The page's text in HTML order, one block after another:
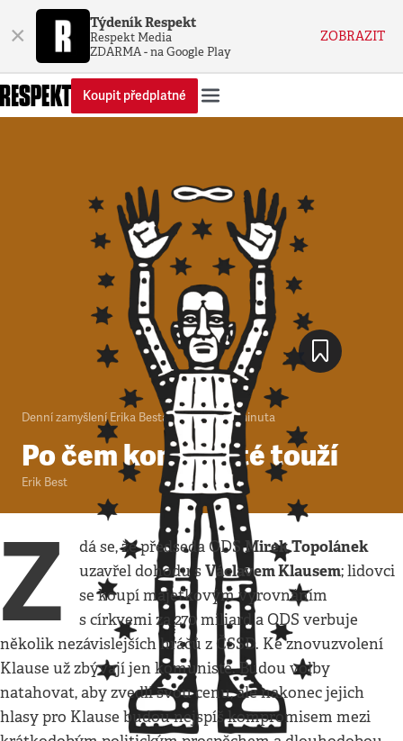
× Týdeník Respekt
Respekt Media
ZDARMA - na Google Play
ZOBRAZIT
Koupit předplatné
Denní zamyšlení Erika Besta•29. 1. 2008•1minuta
Po čem komunisté touží
Erik Best
Z dá se, že předseda ODSMirek Topolánek
uzavřel dohodu sVáclavem Klausem; lidovci
se koupí majetkovým vyrovnáním
s církvemi za 270 miliard a ODS verbuje
několik nezávislejších hráčů z ČSSD. Ke znovuzvolení
Klause už zbývají jen komunisté. Budou volby
natahovat, aby zvedli svou cenu, ale nakonec jejich
hlasy pro Klause budou nejspíš kompromisem mezi